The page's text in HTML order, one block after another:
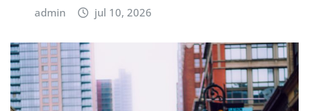
admin jul 10, 2026